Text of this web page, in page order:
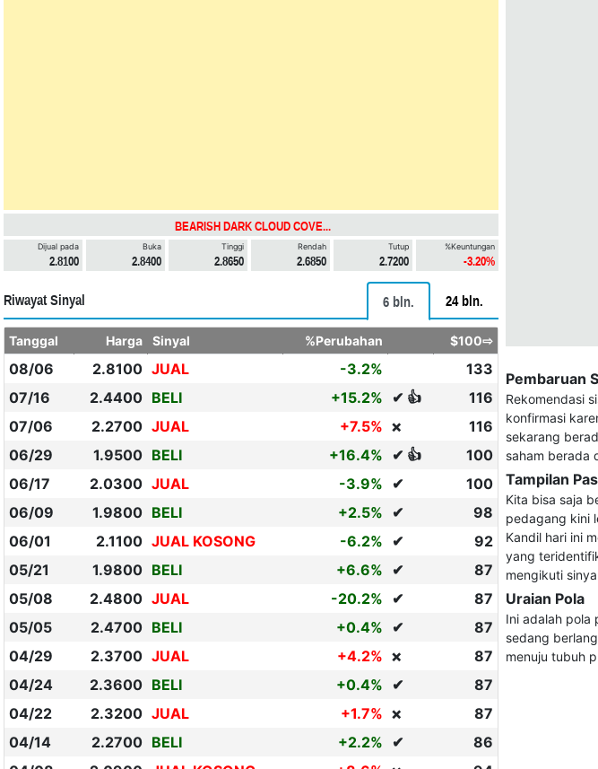
BEARISH DARK CLOUD COVE...
Dijual pada
2.8100
Buka
2.8400
Tinggi
2.8650
Rendah
2.6850
Tutup
2.7200
%Keuntungan
-3.20%
Riwayat Sinyal 6 bln. 24 bln.
Tanggal Harga Sinyal %Perubahan $100⇨
08/06 2.8100 JUAL -3.2%
133
07/16
2.4400 BELI +15.2% ✔ 👍
116
07/06
2.2700 JUAL +7.5% ❌
116
06/29
1.9500 BELI +16.4% ✔ 👍
100
06/17
2.0300 JUAL -3.9% ✔
100
06/09
1.9800 BELI +2.5% ✔
98
06/01
2.1100 JUAL KOSONG -6.2% ✔
92
05/21
1.9800 BELI +6.6% ✔
87
05/08
2.4800 JUAL -20.2% ✔
87
05/05
2.4700 BELI +0.4% ✔
87
04/29
2.3700 JUAL +4.2% ❌
87
04/24
2.3600 BELI +0.4% ✔
87
04/22
2.3200 JUAL +1.7% ❌
87
04/14
2.2700 BELI +2.2% ✔
86
Pembaruan
Rekomendasi
konfirmasi
sekarang
saham berada
Tampilan
Kita bisa saja
pedagang kini
Kandil hari ini
yang
mengikuti
Uraian Pola
Ini adalah pola
sedang
menuju tubuh